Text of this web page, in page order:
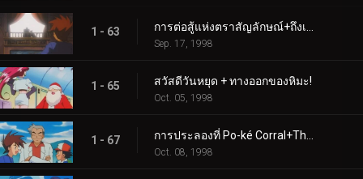
1 - 63
Sep. 17, 1998
1 - 65 สวัสดีวันหยุด + ทางออกของหิมะ!
Oct. 05, 1998
1 - 67
Oct. 08, 1998